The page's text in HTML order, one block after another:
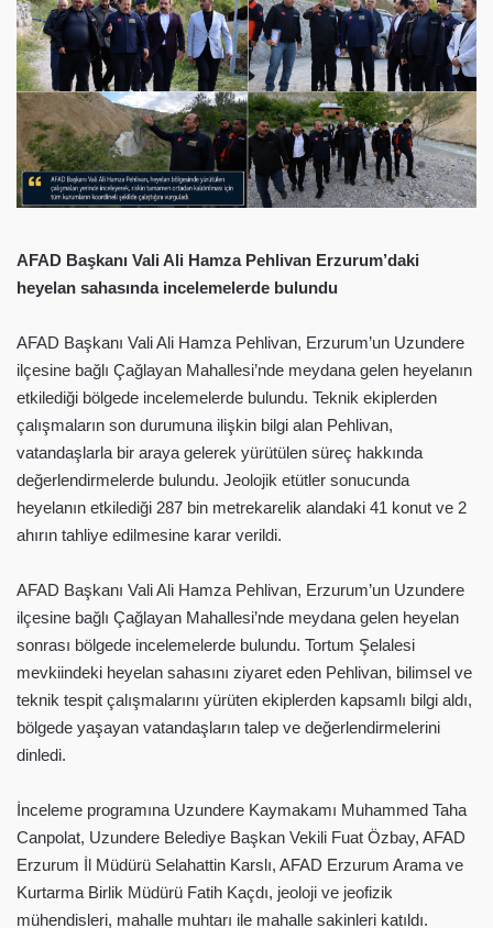
AFAD Başkanı Vali Ali Hamza Pehlivan Erzurum’daki
heyelan sahasında incelemelerde bulundu
AFAD Başkanı Vali Ali Hamza Pehlivan, Erzurum’un Uzundere
ilçesine bağlı Çağlayan Mahallesi’nde meydana gelen heyelanın
etkilediği bölgede incelemelerde bulundu. Teknik ekiplerden
çalışmaların son durumuna ilişkin bilgi alan Pehlivan,
vatandaşlarla bir araya gelerek yürütülen süreç hakkında
değerlendirmelerde bulundu. Jeolojik etütler sonucunda
heyelanın etkilediği 287 bin metrekarelik alandaki 41 konut ve 2
ahırın tahliye edilmesine karar verildi.
AFAD Başkanı Vali Ali Hamza Pehlivan, Erzurum’un Uzundere
ilçesine bağlı Çağlayan Mahallesi’nde meydana gelen heyelan
sonrası bölgede incelemelerde bulundu. Tortum Şelalesi
mevkiindeki heyelan sahasını ziyaret eden Pehlivan, bilimsel ve
teknik tespit çalışmalarını yürüten ekiplerden kapsamlı bilgi aldı,
bölgede yaşayan vatandaşların talep ve değerlendirmelerini
dinledi.
İnceleme programına Uzundere Kaymakamı Muhammed Taha
Canpolat, Uzundere Belediye Başkan Vekili Fuat Özbay, AFAD
Erzurum İl Müdürü Selahattin Karslı, AFAD Erzurum Arama ve
Kurtarma Birlik Müdürü Fatih Kaçdı, jeoloji ve jeofizik
mühendisleri, mahalle muhtarı ile mahalle sakinleri katıldı.